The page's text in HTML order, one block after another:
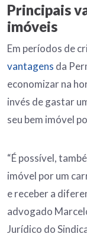
Principais
imóveis
Em períodos de
vantagens da
economizar na
invés de gastar
seu bem imóvel
“É possível,
imóvel por um
e receber a
advogado
Jurídico do